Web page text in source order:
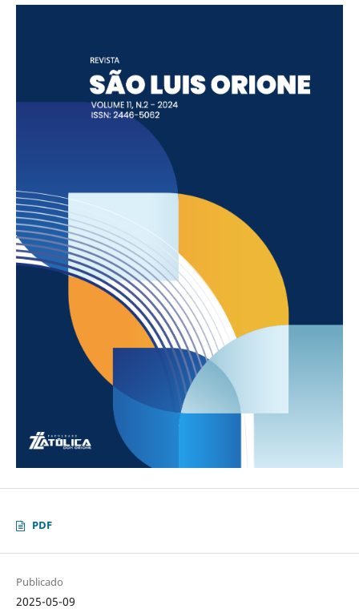
PDF
Publicado
2025-05-09